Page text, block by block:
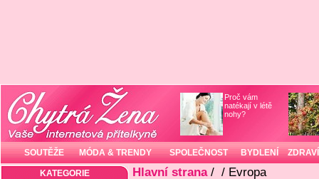
Proč vám
natékají v létě
nohy?
SOUTĚŽE MÓDA & TRENDY SPOLEČNOST BYDLENÍ ZDRAVÍ
KATEGORIE Hlavní strana/ / Evropa